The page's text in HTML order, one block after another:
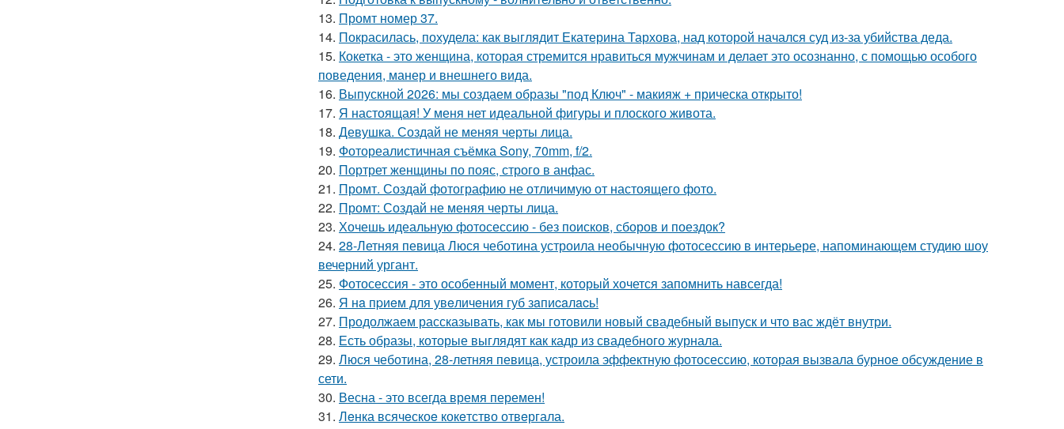
13. Промт номер 37.
14. Покрасилась, похудела: как выглядит Екатерина Тархова, над которой начался суд из-за убийства деда.
15. Кокетка - это женщина, которая стремится нравиться мужчинам и делает это осознанно, с помощью особого
поведения, манер и внешнего вида.
16. Выпускной 2026: мы создаем образы "под Ключ" - макияж + прическа открыто!
17. Я настоящая! У меня нет идеальной фигуры и плоского живота.
18. Девушка. Создай не меняя черты лица.
19. Фотореалистичная съёмка Sony, 70mm, f/2.
20. Портрет женщины по пояс, строго в анфас.
21. Промт. Создай фотографию не отличимую от настоящего фото.
22. Промт: Создай не меняя черты лица.
23. Хочешь идеальную фотосессию - без поисков, сборов и поездок?
24. 28-Летняя певица Люся чеботина устроила необычную фотосессию в интерьере, напоминающем студию шоу
вечерний ургант.
25. Фотосессия - это особенный момент, который хочется запомнить навсегда!
26. Я нa пpиeм для увeличeния губ зaпиcaлacь!
27. Продолжаем рассказывать, как мы готовили новый свадебный выпуск и что вас ждёт внутри.
28. Есть образы, которые выглядят как кадр из свадебного журнала.
29. Люся чеботина, 28-летняя певица, устроила эффектную фотосессию, которая вызвала бурное обсуждение в
сети.
30. Весна - это всегда время перемен!
31. Лeнка всячeскоe кокeтство отвeргала.